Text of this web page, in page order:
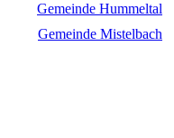
Gemeinde Hummeltal
Gemeinde Mistelbach